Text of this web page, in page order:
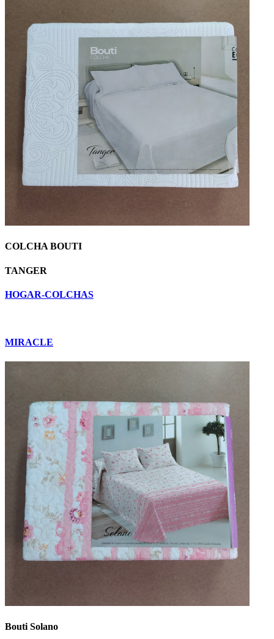
COLCHA BOUTI
TANGER
HOGAR-COLCHAS
MIRACLE
Bouti Solano